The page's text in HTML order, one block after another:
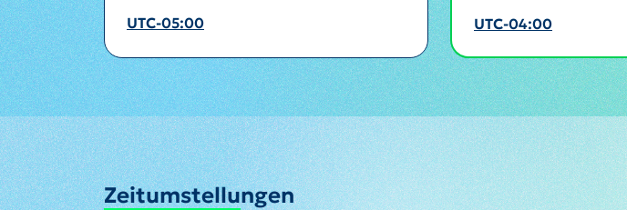
UTC-05:00
UTC-04:00
Zeitumstellungen